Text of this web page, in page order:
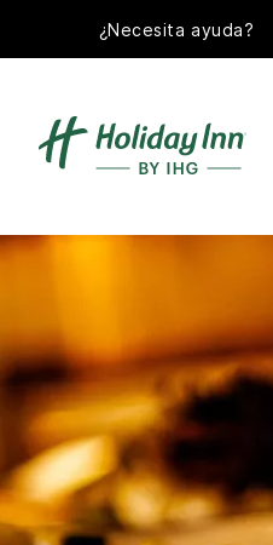
¿Necesita ayuda?